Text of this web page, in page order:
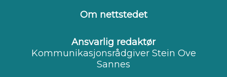
YoutubeInstagram
Om nettstedet
Ansvarlig redaktør
Kommunikasjonsrådgiver Stein Ove
Sannes